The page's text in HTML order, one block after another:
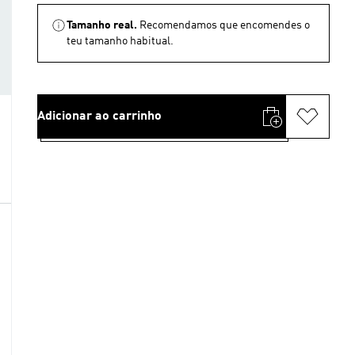
Tamanho real. Recomendamos que encomendes o
teu tamanho habitual.
Adicionar ao carrinho